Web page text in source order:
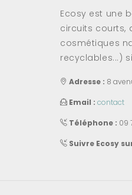
Ecosy est une
circuits courts,
cosmétiques
recyclables...)
Adresse : 8
Email : contact
Téléphone : 09
Suivre Ecosy